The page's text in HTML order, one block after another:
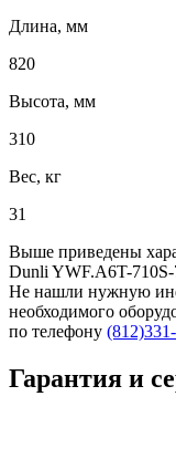
Длина, мм
820
Высота, мм
310
Вес, кг
31
Выше приведены
Dunli YWF.A6T-
Не нашли нужную
необходимого
по телефону
Гарантия и